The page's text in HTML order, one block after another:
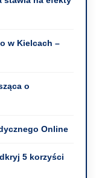
w Kielcach –
o
Online
5 korzyści